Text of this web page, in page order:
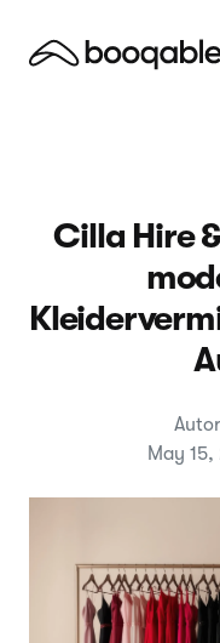
Cilla Hire
May 15,